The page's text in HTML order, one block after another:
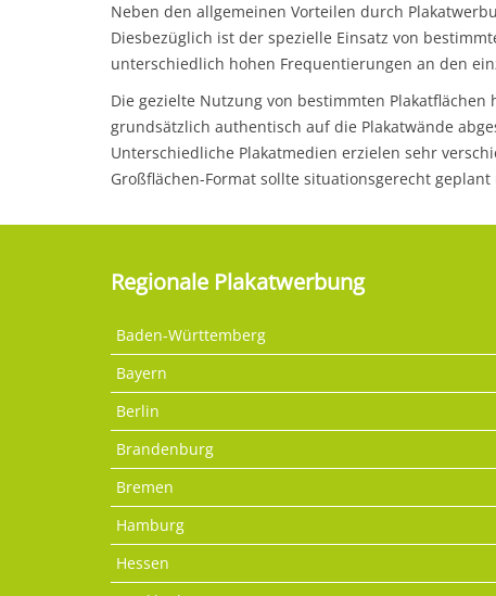
Neben den allgemeinen Vorteilen durch
Diesbezüglich ist der spezielle Einsatz von
unterschiedlich hohen Frequentierungen an den
Die gezielte Nutzung von bestimmten
grundsätzlich authentisch auf die Plakatwände
Unterschiedliche Plakatmedien erzielen sehr
Großflächen-Format sollte situationsgerecht
Regionale Plakatwerbung
Baden-Württemberg
Bayern
Berlin
Brandenburg
Bremen
Hamburg
Hessen